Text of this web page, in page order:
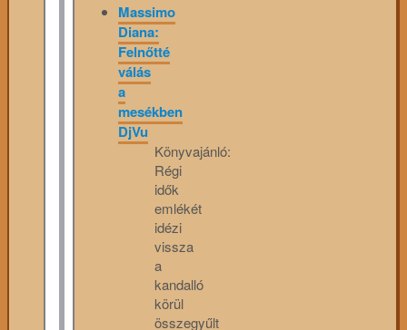
Massimo
Diana:
Felnőtté
válás
a
mesékben
DjVu
Könyvajánló:
Régi
idők
emlékét
idézi
vissza
a
kandalló
körül
összegyűlt